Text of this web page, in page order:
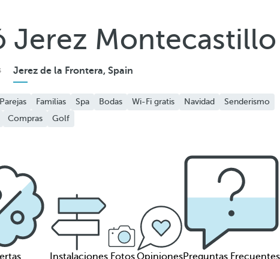
Jerez Montecastillo
Jerez de la Frontera, Spain
Parejas Familias Spa Bodas Wi-Fi gratis Navidad
Senderismo
Compras Golf
Instalaciones FotosOpinionesPreguntas Frecuentes